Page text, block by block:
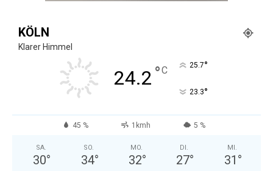
KÖLN
Klarer Himmel
24.2 °C 25.7°
23.3°
45 % 1kmh 5 %
SA.
30°
SO.
34°
MO.
32°
DI.
27°
MI.
31 °